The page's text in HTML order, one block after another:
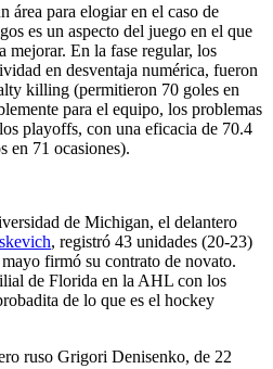
área para elogiar en el caso de
es un aspecto del juego en el que
mejorar. En la fase regular, los
en desventaja numérica, fueron
killing (permitieron 70 goles en
para el equipo, los problemas
playoffs, con una eficacia de 70.4
en 71 ocasiones).
de Michigan, el delantero
, registró 43 unidades (20-23)
firmó su contrato de novato.
de Florida en la AHL con los
de lo que es el hockey
ruso Grigori Denisenko, de 22